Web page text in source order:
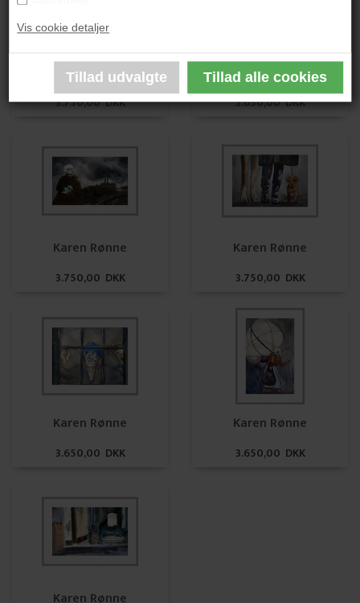
Vis cookie detaljer
Karen Rønne
3.750,00 DKK
Karen Rønne
3.650,00 DKK
Karen Rønne
3.750,00 DKK
Karen Rønne
3.750,00 DKK
Karen Rønne
3.650,00 DKK
Karen Rønne
3.650,00 DKK
Karen Rønne